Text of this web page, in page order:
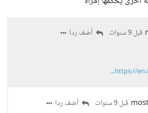
قبل 9 سنوات أضف ردا
https://
قبل 9 سنوات أضف ردا